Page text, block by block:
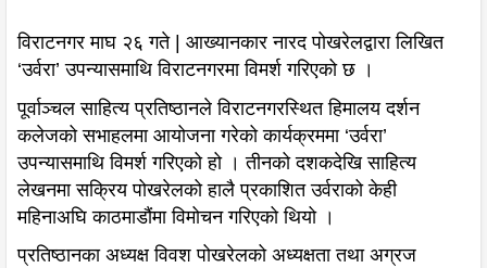
विराटनगर माघ २६ गते | आख्यानकार नारद पोखरेलद्वारा लिखित
‘उर्वरा’ उपन्यासमाथि विराटनगरमा विमर्श गरिएको छ ।
पूर्वाञ्चल साहित्य प्रतिष्ठानले विराटनगरस्थित हिमालय दर्शन
कलेजको सभाहलमा आयोजना गरेको कार्यक्रममा ‘उर्वरा’
उपन्यासमाथि विमर्श गरिएको हो । तीनको दशकदेखि साहित्य
लेखनमा सक्रिय पोखरेलको हालै प्रकाशित उर्वराको केही
महिनाअघि काठमाडौंमा विमोचन गरिएको थियो ।
प्रतिष्ठानका अध्यक्ष विवश पोखरेलको अध्यक्षता तथा अग्रज